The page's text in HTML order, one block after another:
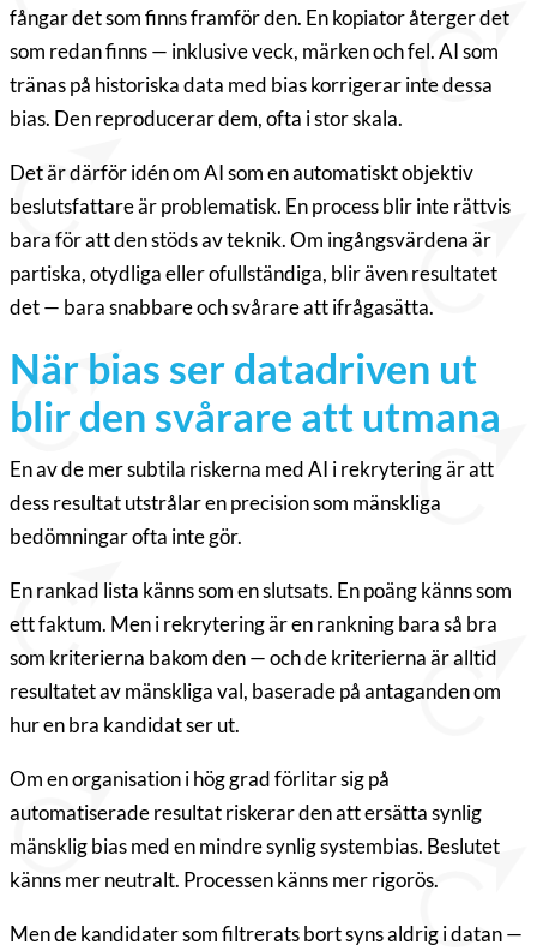
fångar det som finns framför den. En kopiator återger det
som redan finns — inklusive veck, märken och fel. AI som
tränas på historiska data med bias korrigerar inte dessa
bias. Den reproducerar dem, ofta i stor skala.
Det är därför idén om AI som en automatiskt objektiv
beslutsfattare är problematisk. En process blir inte rättvis
bara för att den stöds av teknik. Om ingångsvärdena är
partiska, otydliga eller ofullständiga, blir även resultatet
det — bara snabbare och svårare att ifrågasätta.
När bias ser datadriven ut
blir den svårare att utmana
En av de mer subtila riskerna med AI i rekrytering är att
dess resultat utstrålar en precision som mänskliga
bedömningar ofta inte gör.
En rankad lista känns som en slutsats. En poäng känns som
ett faktum. Men i rekrytering är en rankning bara så bra
som kriterierna bakom den — och de kriterierna är alltid
resultatet av mänskliga val, baserade på antaganden om
hur en bra kandidat ser ut.
Om en organisation i hög grad förlitar sig på
automatiserade resultat riskerar den att ersätta synlig
mänsklig bias med en mindre synlig systembias. Beslutet
känns mer neutralt. Processen känns mer rigorös.
Men de kandidater som filtrerats bort syns aldrig i datan —